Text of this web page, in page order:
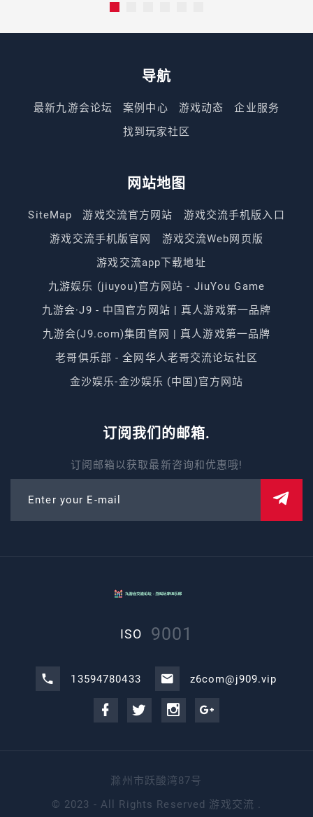
导航
最新九游会论坛 案例中心 游戏动态
企业服务
找到玩家社区
网站地图
SiteMap 游戏交流官方网站
游戏交流手机版入口
游戏交流手机版官网
游戏交流Web网页版
游戏交流app下载地址
九游娱乐 (jiuyou)官方网站 - JiuYou Game
九游会·J9 - 中国官方网站 | 真人游戏第一品牌
九游会(J9.com)集团官网 | 真人游戏第一品牌
老哥俱乐部 - 全网华人老哥交流论坛社区
金沙娱乐-金沙娱乐 (中国)官方网站
订阅我们的邮箱.
订阅邮箱以获取最新咨询和优惠哦!
Enter your E-mail
ISO 9001
13594780433 z6com@j909.vip
滁州市跃酸湾87号
© 2023 - All Rights Reserved 游戏交流 .